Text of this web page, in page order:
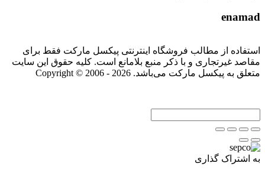
enamad
استفاده از مطالب فروشگاه اینترنتی پیکسل مارکت فقط برای
مقاصد غیرتجاری و با ذکر منبع بلامانع است. کلیه حقوق این سایت
متعلق به پیکسل مارکت می‌باشد. Copyright © 2006 - 2026
به اشتراک گذاری